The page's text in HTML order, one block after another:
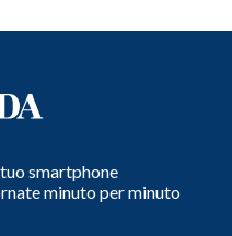
smartphone
minuto per minuto